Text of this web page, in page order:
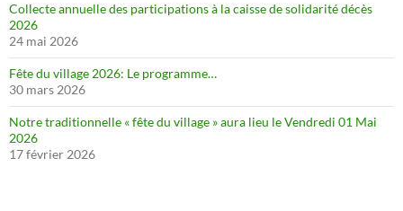
Collecte annuelle des participations à la caisse de solidarité décès
2026
24 mai 2026
Fête du village 2026: Le programme…
30 mars 2026
Notre traditionnelle « fête du village » aura lieu le Vendredi 01 Mai
2026
17 février 2026